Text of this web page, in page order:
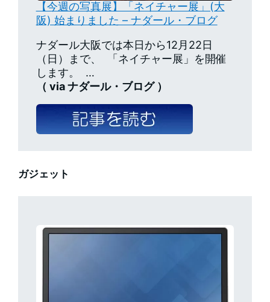
【今週の写真展】「ネイチャー展」(大
阪) 始まりました – ナダール・ブログ
ナダール大阪では本日から12月22日
（日）まで、 「ネイチャー展」を開催
します。 …
（ via ナダール・ブログ ）
ガジェット